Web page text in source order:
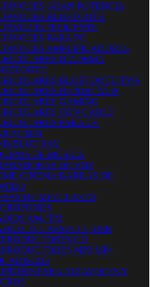
GRAN POTENCIA
BLUETOOTH
INTELIGENTE
PARA PC
AMPLIFICADORES
DIADEMA
BLUETOOTH TWS
DEPORTIVOS
GAMING
CON CABLE
PARA TV
AUDIO
BLUE RAY
DE MÚSICA
DE VOZ
CINEMA BARRAS DE
DE MEZCLAS DJ
AM / FM
CD, CASSETTE, USB
CD
MP3 MP4
PARA ALTAVOCES Y